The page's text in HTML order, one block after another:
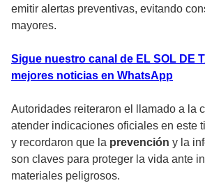
emitir alertas preventivas, evitando
mayores.
Sigue nuestro canal de EL SOL DE
mejores noticias en WhatsApp
Autoridades reiteraron el llamado a la
atender indicaciones oficiales en este
y recordaron que la prevención y la
son claves para proteger la vida ante
materiales peligrosos.